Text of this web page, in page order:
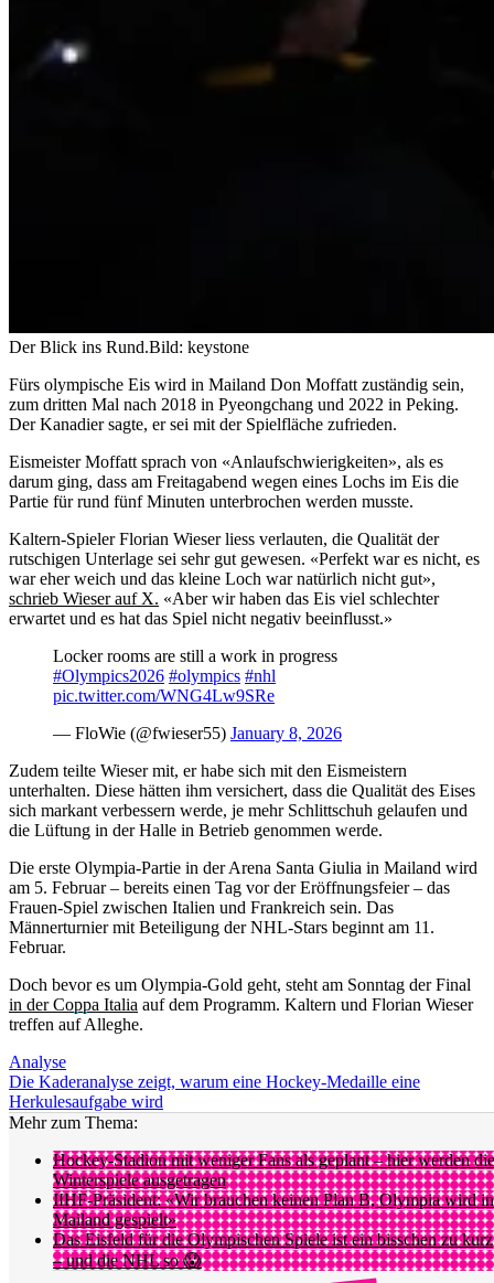
Der Blick ins Rund.Bild: keystone
Fürs olympische Eis wird in Mailand Don Moffatt zuständig sein,
zum dritten Mal nach 2018 in Pyeongchang und 2022 in Peking.
Der Kanadier sagte, er sei mit der Spielfläche zufrieden.
Eismeister Moffatt sprach von «Anlaufschwierigkeiten», als es
darum ging, dass am Freitagabend wegen eines Lochs im Eis die
Partie für rund fünf Minuten unterbrochen werden musste.
Kaltern-Spieler Florian Wieser liess verlauten, die Qualität der
rutschigen Unterlage sei sehr gut gewesen. «Perfekt war es nicht, es
war eher weich und das kleine Loch war natürlich nicht gut»,
schrieb Wieser auf X. «Aber wir haben das Eis viel schlechter
erwartet und es hat das Spiel nicht negativ beeinflusst.»
Locker rooms are still a work in progress
#Olympics2026 #olympics #nhl
pic.twitter.com/WNG4Lw9SRe
— FloWie (@fwieser55) January 8, 2026
Zudem teilte Wieser mit, er habe sich mit den Eismeistern
unterhalten. Diese hätten ihm versichert, dass die Qualität des Eises
sich markant verbessern werde, je mehr Schlittschuh gelaufen und
die Lüftung in der Halle in Betrieb genommen werde.
Die erste Olympia-Partie in der Arena Santa Giulia in Mailand wird
am 5. Februar – bereits einen Tag vor der Eröffnungsfeier – das
Frauen-Spiel zwischen Italien und Frankreich sein. Das
Männerturnier mit Beteiligung der NHL-Stars beginnt am 11.
Februar.
Doch bevor es um Olympia-Gold geht, steht am Sonntag der Final
in der Coppa Italia auf dem Programm. Kaltern und Florian Wieser
treffen auf Alleghe.
Analyse
Die Kaderanalyse zeigt, warum eine Hockey-Medaille eine
Herkulesaufgabe wird
Mehr zum Thema:
Hockey-Stadion mit weniger Fans als geplant – hier werden die
Winterspiele ausgetragen
IIHF-Präsident: «Wir brauchen keinen Plan B, Olympia wird in
Mailand gespielt»
Das Eisfeld für die Olympischen Spiele ist ein bisschen zu kurz
– und die NHL so 😱